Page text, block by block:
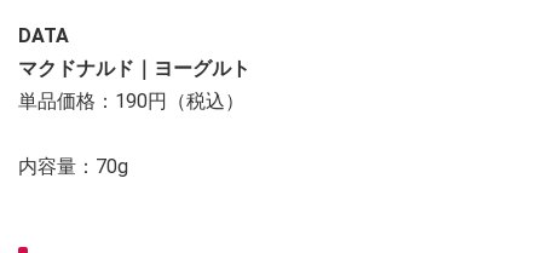
DATA
マクドナルド｜ヨーグルト
単品価格：190円（税込）
内容量：70g